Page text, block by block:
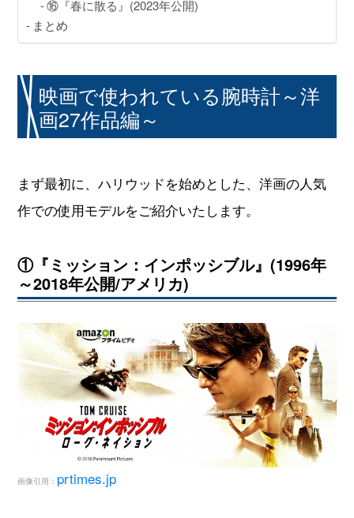
⑯『春に散る』(2023年公開)
まとめ
映画で使われている腕時計～洋
画27作品編～
まず最初に、ハリウッドを始めとした、洋画の人気
作での使用モデルをご紹介いたします。
①『ミッション：インポッシブル』(1996年
～2018年公開/アメリカ)
画像引用： prtimes.jp